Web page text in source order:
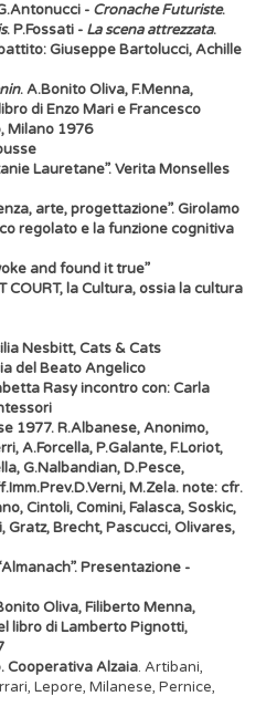
- Cronache Futuriste.
. P.Fossati - La scena attrezzata.
Giuseppe Bartolucci, Achille
. A.Bonito Oliva, F.Menna,
di Enzo Mari e Francesco
Milano 1976
Lauretane”. Verita Monselles
arte, progettazione”. Girolamo
regolato e la funzione cognitiva
and found it true”
COURT, la Cultura, ossia la cultura
Nesbitt, Cats & Cats
del Beato Angelico
Rasy incontro con: Carla
1977. R.Albanese, Anonimo,
A.Forcella, P.Galante, F.Loriot,
G.Nalbandian, D.Pesce,
M.Zela. note: cfr.
Cintoli, Comini, Falasca, Soskic,
Gratz, Brecht, Pascucci, Olivares,
Presentazione -
Oliva, Filiberto Menna,
libro di Lamberto Pignotti,
Alzaia. Artibani,
Lepore, Milanese, Pernice,